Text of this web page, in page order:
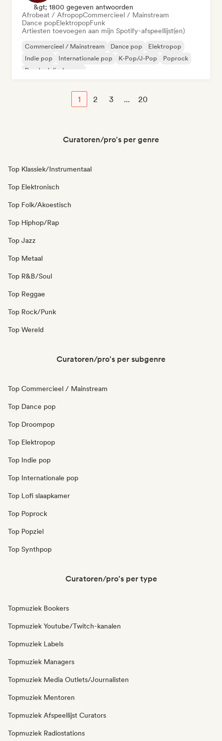
&gt; 1800 gegeven antwoorden
Afrobeat / AfropopCommercieel / Mainstream
Dance popElektropopFunk
Artiesten toevoegen aan mijn Spotify-afspeellijst(en)
Commercieel / Mainstream Dance pop
Elektropop
Indie pop
Internationale pop K-Pop/J-Pop
Poprock
Psychedelische pop
1 2 3 ... 20
Curatoren/pro's per genre
Top Klassiek/Instrumentaal
Top Elektronisch
Top Folk/Akoestisch
Top Hiphop/Rap
Top Jazz
Top Metaal
Top R&B/Soul
Top Reggae
Top Rock/Punk
Top Wereld
Curatoren/pro's per subgenre
Top Commercieel / Mainstream
Top Dance pop
Top Droompop
Top Elektropop
Top Indie pop
Top Internationale pop
Top Lofi slaapkamer
Top Poprock
Top Popziel
Top Synthpop
Curatoren/pro's per type
Topmuziek Bookers
Topmuziek Youtube/Twitch-kanalen
Topmuziek Labels
Topmuziek Managers
Topmuziek Media Outlets/Journalisten
Topmuziek Mentoren
Topmuziek Afspeellijst Curators
Topmuziek Radiostations